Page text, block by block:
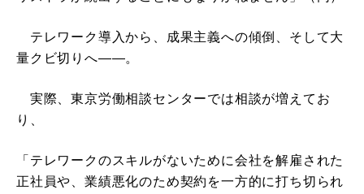
テレワーク導入から、成果主義への傾倒、そして大
量クビ切りへ――。
実際、東京労働相談センターでは相談が増えてお
り、
「テレワークのスキルがないために会社を解雇された
正社員や、業績悪化のため契約を一方的に打ち切られ